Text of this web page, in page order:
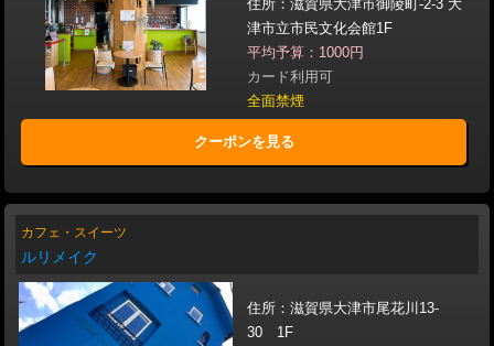
住所：滋賀県大津市御陵町-2-3 大
津市立市民文化会館1F
平均予算：1000円
カード利用可
全面禁煙
クーポンを見る
カフェ・スイーツ
ルリメイク
住所：滋賀県大津市尾花川13-
30 1F